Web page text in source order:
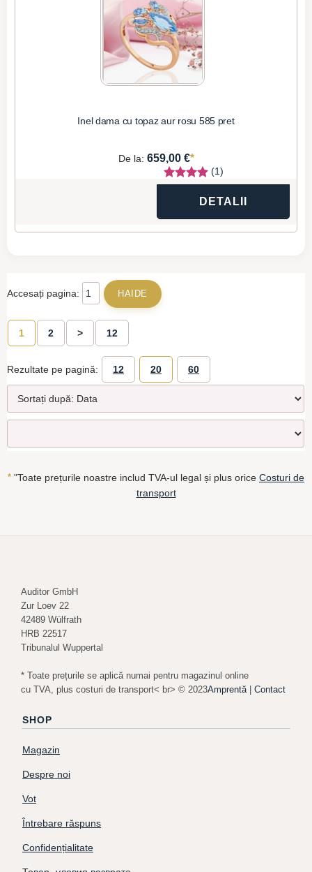
Inel dama cu topaz aur rosu 585 pret
De la: 659,00 €*
(1)
DETALII
Accesați pagina:
1 2 > 12
Rezultate pe pagină: 12 20 60
* "Toate prețurile noastre includ TVA-ul legal și plus orice Costuri de
transport
Auditor GmbH
Zur Loev 22
42489 Wülfrath
HRB 22517
Tribunalul Wuppertal
* Toate prețurile se aplică numai pentru magazinul online
cu TVA, plus costuri de transport< br> © 2023Amprentă | Contact
SHOP
Magazin
Despre noi
Vot
Întrebare răspuns
Confidențialitate